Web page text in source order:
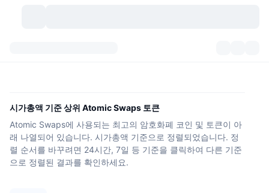
카테고리
과거 스냅샷
시장 개요
현물 시장
시그널 New
요즘 핫한 종목
거래소
중앙화 거래소
커뮤니티
시가총액 기준 상위 Atomic Swaps 토큰
Atomic Swaps에 사용되는 최고의 암호화폐 코인 및 토큰이 아
래 나열되어 있습니다. 시가총액 기준으로 정렬되었습니다. 정
렬 순서를 바꾸려면 24시간, 7일 등 기준을 클릭하여 다른 기준
으로 정렬된 결과를 확인하세요.